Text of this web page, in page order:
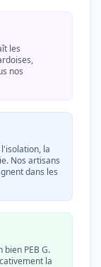
les
nos
la
Nos artisans
dans les
bien PEB G.
la